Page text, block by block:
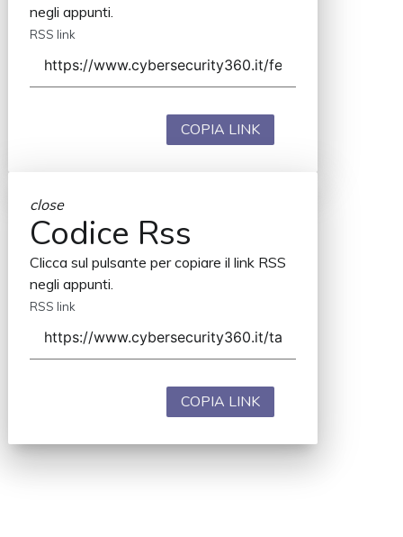
negli appunti.
RSS link
COPIA LINK
close
Codice Rss
Clicca sul pulsante per copiare il link RSS
negli appunti.
RSS link
COPIA LINK